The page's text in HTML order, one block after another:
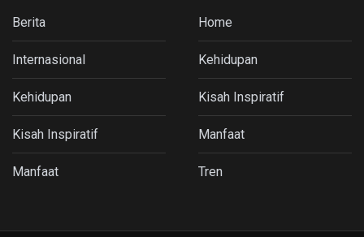
Berita
Internasional
Kehidupan
Kisah Inspiratif
Manfaat
Home
Kehidupan
Kisah Inspiratif
Manfaat
Tren